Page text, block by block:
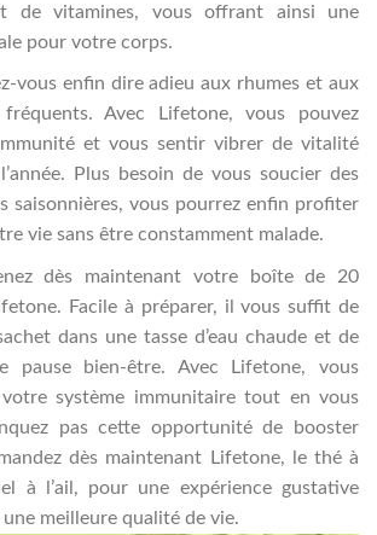
de vitamines, vous offrant ainsi une
pour votre corps.
vous enfin dire adieu aux rhumes et aux
Avec Lifetone, vous pouvez
et vous sentir vibrer de vitalité
Plus besoin de vous soucier des
saisonnières, vous pourrez enfin profiter
vie sans être constamment malade.
dès maintenant votre boîte de 20
Facile à préparer, il vous suffit de
dans une tasse d’eau chaude et de
pause bien-être. Avec Lifetone, vous
système immunitaire tout en vous
pas cette opportunité de booster
dès maintenant Lifetone, le thé à
à l’ail, pour une expérience gustative
meilleure qualité de vie.